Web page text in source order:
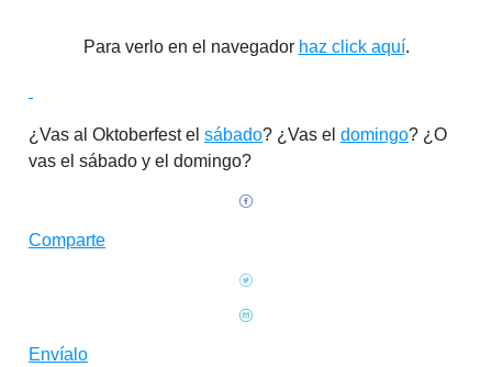
Para verlo en el navegador haz click aquí.
¿Vas al Oktoberfest el sábado? ¿Vas el domingo? ¿O
vas el sábado y el domingo?
Comparte
Envíalo